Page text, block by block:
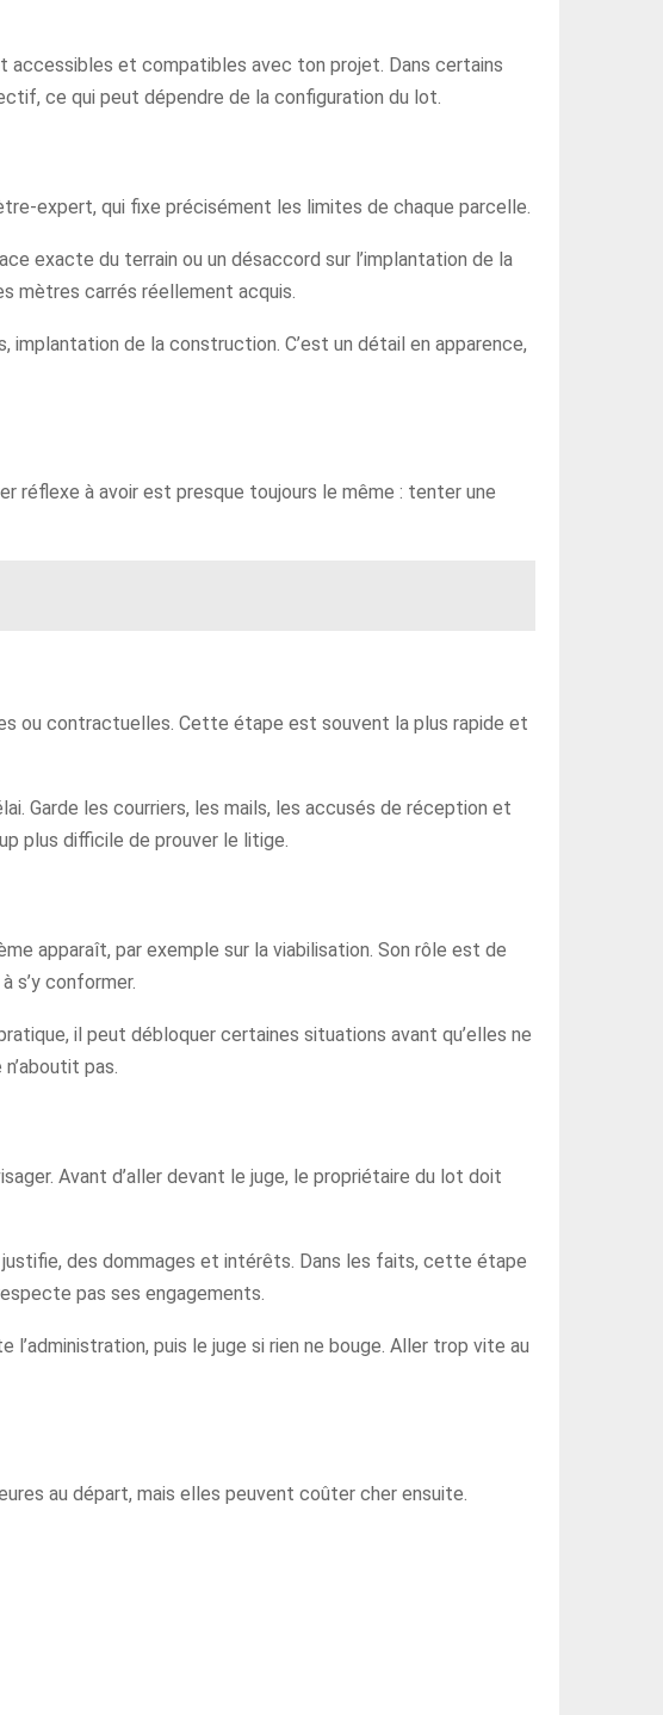
accessibles et compatibles avec ton projet. Dans certains
ce qui peut dépendre de la configuration du lot.
expert, qui fixe précisément les limites de chaque parcelle.
exacte du terrain ou un désaccord sur l’implantation de la
mètres carrés réellement acquis.
de la construction. C’est un détail en apparence,
réflexe à avoir est presque toujours le même : tenter une
ou contractuelles. Cette étape est souvent la plus rapide et
Garde les courriers, les mails, les accusés de réception et
plus difficile de prouver le litige.
apparaît, par exemple sur la viabilisation. Son rôle est de
s’y conformer.
il peut débloquer certaines situations avant qu’elles ne
pas.
Avant d’aller devant le juge, le propriétaire du lot doit
justifie, des dommages et intérêts. Dans les faits, cette étape
pas ses engagements.
l’administration, puis le juge si rien ne bouge. Aller trop vite au
au départ, mais elles peuvent coûter cher ensuite.